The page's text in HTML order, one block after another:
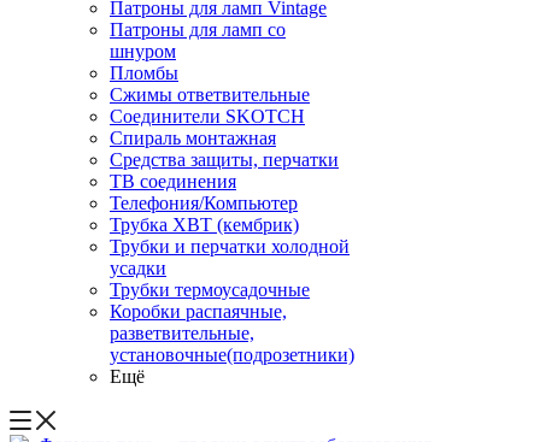
Патроны для ламп Vintage
Патроны для ламп со
шнуром
Пломбы
Сжимы ответвительные
Соединители SKOTCH
Спираль монтажная
Средства защиты, перчатки
ТВ соединения
Телефония/Компьютер
Трубка ХВТ (кембрик)
Трубки и перчатки холодной
усадки
Трубки термоусадочные
Коробки распаячные,
разветвительные,
установочные(подрозетники)
Ещё